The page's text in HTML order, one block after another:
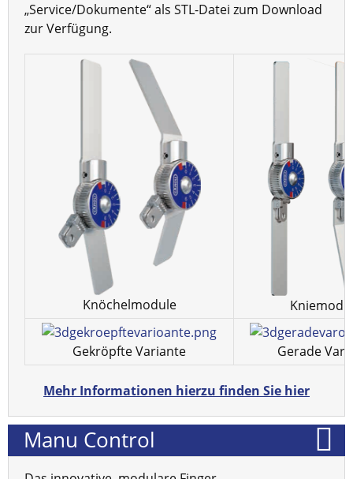
„Service/Dokumente“ als STL-Datei zum Download
zur Verfügung.
Knöchelmodule
Gekröpfte Variante Gerade
Mehr Informationen hierzu finden Sie hier
Manu Control